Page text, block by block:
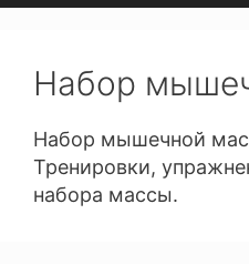
Набор
Набор мышечной
Тренировки,
набора массы.